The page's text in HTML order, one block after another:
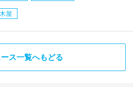
屋
ス一覧へもどる